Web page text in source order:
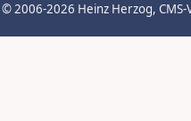
© 2006-2026 Heinz Herzog,